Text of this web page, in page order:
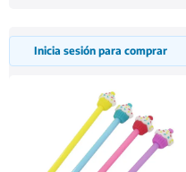
Inicia sesión para comprar